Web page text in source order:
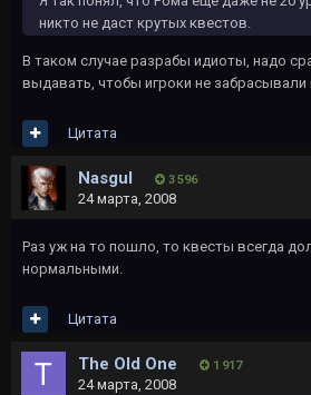
никто не даст крутых квестов.
В таком случае разрабы идиоты, надо
выдавать, чтобы игроки не забрасывали
Цитата
Nasgul 3 596
24 марта, 2008
Раз уж на то пошло, то квесты всегда
нормальными.
Цитата
The Old One 1 917
24 марта, 2008